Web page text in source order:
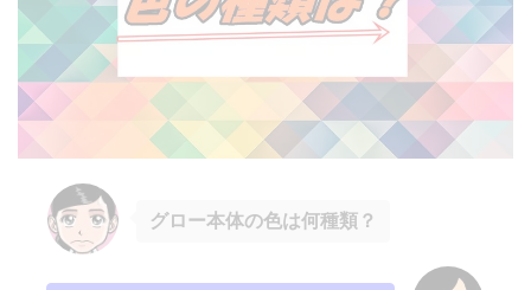
グロー本体の色は何種類？